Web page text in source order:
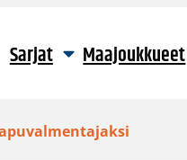
Sarjat Maajoukkueet